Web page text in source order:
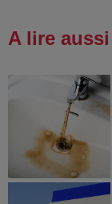
A lire aussi